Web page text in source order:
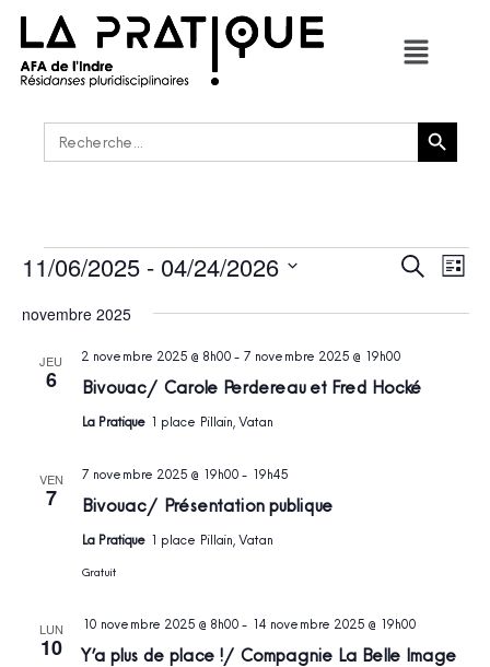
Rechercher : Bouton de recherche
DE
VUES
Recherche
de
Liste
11/06/2025 - 04/24/2026
une
novembre 2025
JEU
6 Bivouac / Carole Perdereau et Fred Hocké
2 novembre 2025 @ 8h00- 7 novembre 2025 @ 19h00
La Pratique 1 place Pillain, Vatan
VEN
7 Bivouac / Présentation publique
7 novembre 2025 @ 19h00- 19h45
La Pratique 1 place Pillain, Vatan
Gratuit
LUN
10 Y’a plus de place ! / Compagnie La Belle Image
10 novembre 2025 @ 8h00- 14 novembre 2025 @ 19h00